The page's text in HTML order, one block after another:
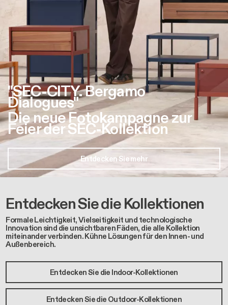
"SEC-CITY. Bergamo
Dialogues"
Die neue Fotokampagne zur
Feier der SEC-Kollektion
Entdecken Sie mehr
Entdecken Sie die Kollektionen
Formale Leichtigkeit, Vielseitigkeit und technologische
Innovation sind die unsichtbaren Fäden, die alle Kollektion
miteinander verbinden. Kühne Lösungen für den Innen- und
Außenbereich.
Entdecken Sie die Indoor-Kollektionen
Entdecken Sie die Outdoor-Kollektionen